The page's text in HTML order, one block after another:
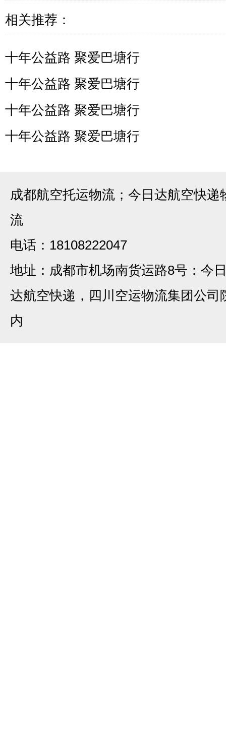
相关推荐：
十年公益路 聚爱巴塘行
十年公益路 聚爱巴塘行
十年公益路 聚爱巴塘行
十年公益路 聚爱巴塘行
成都航空托运物流；今日达航空快递
流
电话：18108222047
地址：成都市机场南货运路8号：今
达航空快递，四川空运物流集团公司
内